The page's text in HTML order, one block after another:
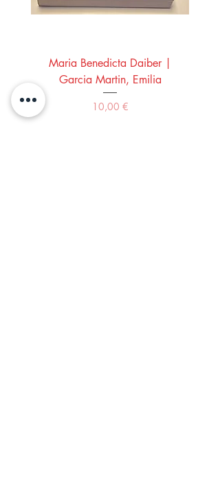
Maria Benedicta Daiber |
Garcia Martin, Emilia
Precio
10,00 €